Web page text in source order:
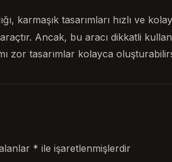
karmaşık tasarımları hızlı ve
Ancak, bu aracı dikkatli
zor tasarımlar kolayca
* ile işaretlenmişlerdir